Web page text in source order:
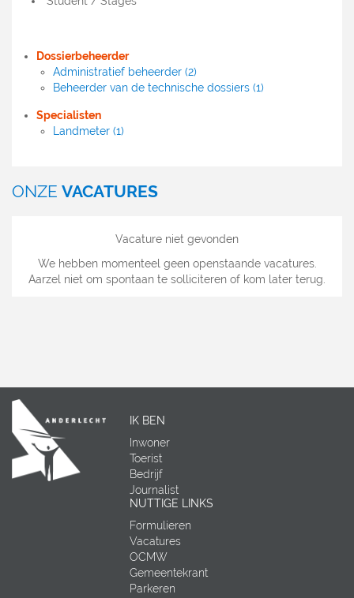
Dossierbeheerder
Administratief beheerder (2)
Beheerder van de technische dossiers (1)
Specialisten
Landmeter (1)
ONZE VACATURES
Vacature niet gevonden
We hebben momenteel geen openstaande vacatures.
Aarzel niet om spontaan te solliciteren of kom later terug.
IK BEN
Inwoner
Toerist
Bedrijf
Journalist
NUTTIGE LINKS
Formulieren
Vacatures
OCMW
Gemeentekrant
Parkeren